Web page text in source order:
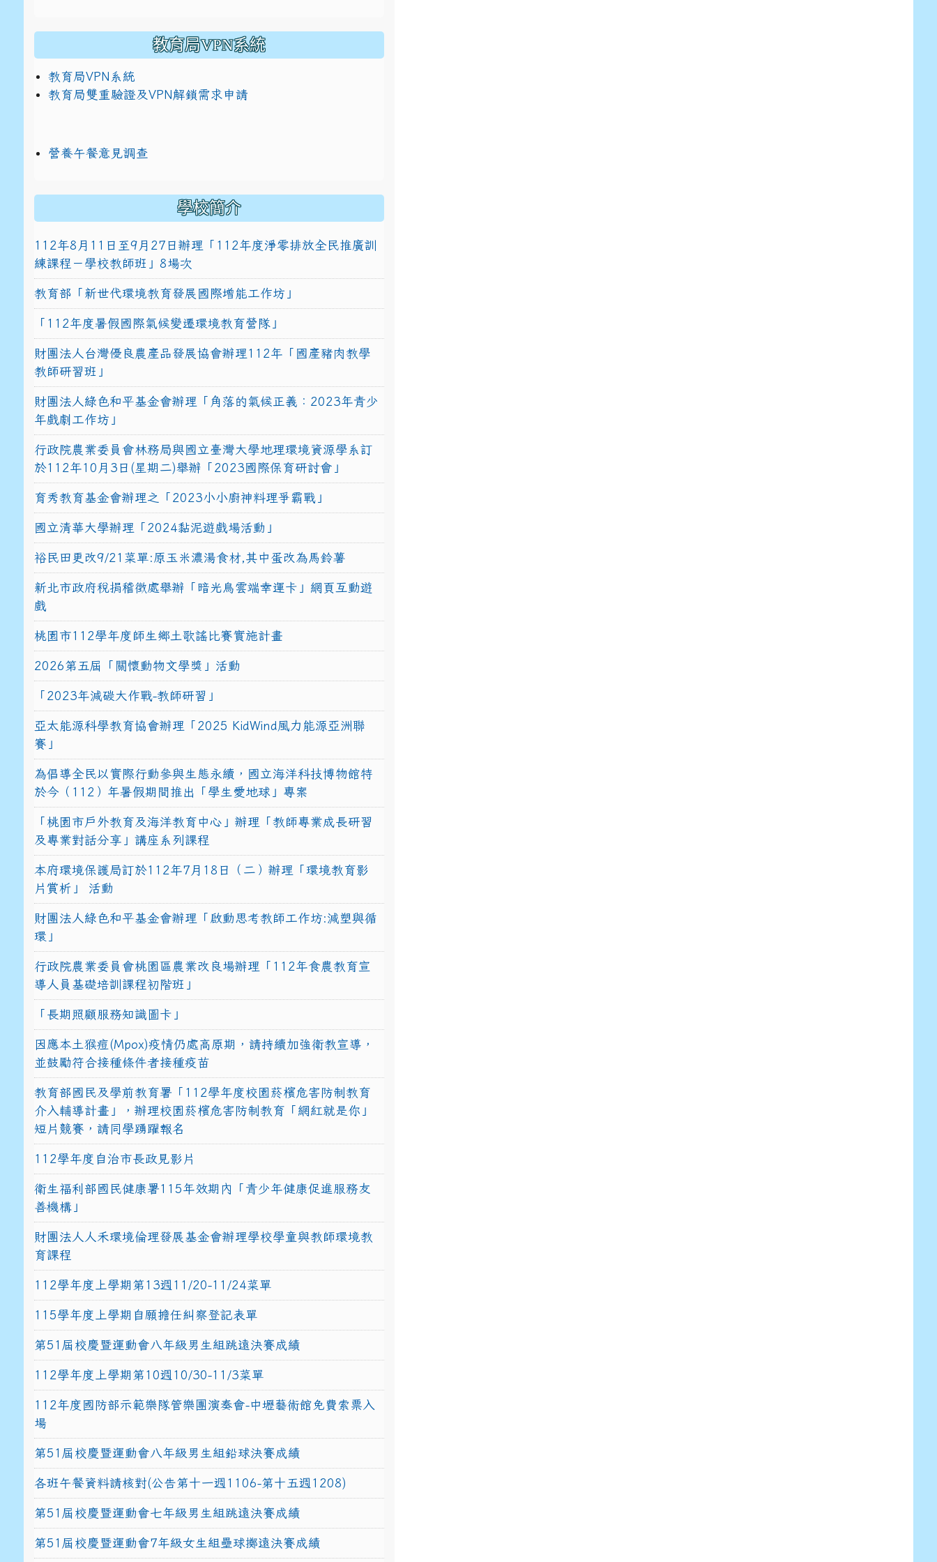
教育局VPN系統
教育局VPN系統
教育局雙重驗證及VPN解鎖需求申請
營養午餐意見調查
學校簡介
112年8月11日至9月27日辦理「112年度淨零排放全民推廣訓
練課程－學校教師班」8場次
教育部「新世代環境教育發展國際增能工作坊」
「112年度暑假國際氣候變遷環境教育營隊」
財團法人台灣優良農產品發展協會辦理112年「國產豬肉教學
教師研習班」
財團法人綠色和平基金會辦理「角落的氣候正義：2023年青少
年戲劇工作坊」
行政院農業委員會林務局與國立臺灣大學地理環境資源學系訂
於112年10月3日(星期二)舉辦「2023國際保育研討會」
育秀教育基金會辦理之「2023小小廚神料理爭霸戰」
國立清華大學辦理「2024黏泥遊戲場活動」
裕民田更改9/21菜單:原玉米濃湯食材,其中蛋改為馬鈴薯
新北市政府稅捐稽徵處舉辦「暗光鳥雲端幸運卡」網頁互動遊
戲
桃園市112學年度師生鄉土歌謠比賽實施計畫
2026第五屆「關懷動物文學獎」活動
「2023年減碳大作戰-教師研習」
亞太能源科學教育協會辦理「2025 KidWind風力能源亞洲聯
賽」
為倡導全民以實際行動參與生態永續，國立海洋科技博物館特
於今（112）年暑假期間推出「學生愛地球」專案
「桃園市戶外教育及海洋教育中心」辦理「教師專業成長研習
及專業對話分享」講座系列課程
本府環境保護局訂於112年7月18日（二）辦理「環境教育影
片賞析」 活動
財團法人綠色和平基金會辦理「啟動思考教師工作坊:減塑與循
環」
行政院農業委員會桃園區農業改良場辦理「112年食農教育宣
導人員基礎培訓課程初階班」
「長期照顧服務知識圖卡」
因應本土猴痘(Mpox)疫情仍處高原期，請持續加強衛教宣導，
並鼓勵符合接種條件者接種疫苗
教育部國民及學前教育署「112學年度校園菸檳危害防制教育
介入輔導計畫」，辦理校園菸檳危害防制教育「網紅就是你」
短片競賽，請同學踴躍報名
112學年度自治市長政見影片
衛生福利部國民健康署115年效期內「青少年健康促進服務友
善機構」
財團法人人禾環境倫理發展基金會辦理學校學童與教師環境教
育課程
112學年度上學期第13週11/20-11/24菜單
115學年度上學期自願擔任糾察登記表單
第51屆校慶暨運動會八年級男生組跳遠決賽成績
112學年度上學期第10週10/30-11/3菜單
112年度國防部示範樂隊管樂團演奏會-中壢藝術館免費索票入
場
第51屆校慶暨運動會八年級男生組鉛球決賽成績
各班午餐資料請核對(公告第十一週1106-第十五週1208)
第51屆校慶暨運動會七年級男生組跳遠決賽成績
第51屆校慶暨運動會7年級女生組壘球擲遠決賽成績